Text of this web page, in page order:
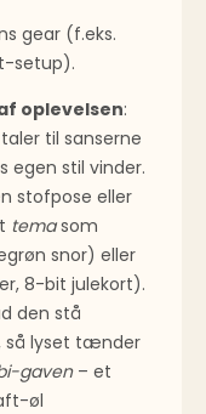
gear (f.eks.
setup).
oplevelsen:
til sanserne
egen stil vinder.
stofpose eller
temasom
snor) eller
8-bit julekort).
den stå
så lyset tænder
gaven– et
øl